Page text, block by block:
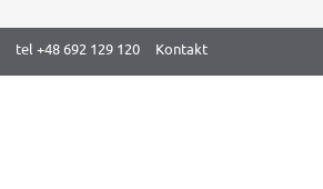
tel +48 692 129 120 Kontakt